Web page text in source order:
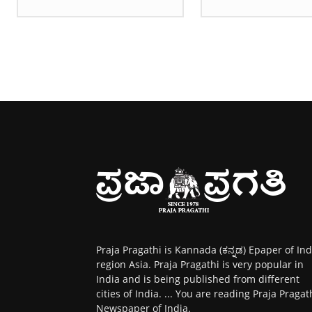
Praja Pragathi is Kannada (ಕನ್ನಡ) Epaper of
region Asia. Praja Pragathi is very popular in
India and is being published from different
cities of India. ... You are reading Praja
Newspaper of India.